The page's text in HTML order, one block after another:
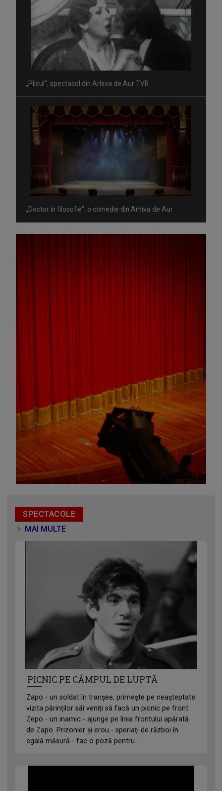
„Plicul”, spectacol din Arhiva de Aur TVR
„Doctor în filosofie", o comedie din Arhiva de Aur
SPECTACOLE
MAI MULTE
PICNIC PE CÂMPUL DE LUPTĂ
Zapo - un soldat în tranșee, primește pe neașteptate
vizita părinților săi veniți să facă un picnic pe front.
Zepo - un inamic - ajunge pe linia frontului apărată
de Zapo. Prizonier și erou - speriați de război în
egală măsură - fac o poză pentru...